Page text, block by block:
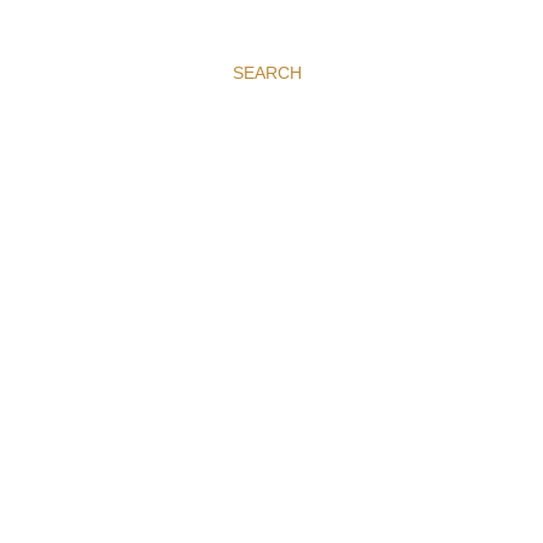
SEARCH